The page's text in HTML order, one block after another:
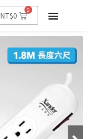
NT$0
0